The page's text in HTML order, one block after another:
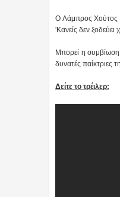
Ο Λάμπρος Χούτος
'Κανείς δεν ξοδεύει
Μπορεί η συμβίωση
δυνατές παίκτριες
Δείτε το τρέιλερ: